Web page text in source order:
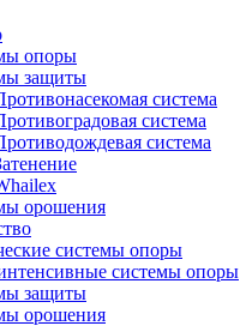
опоры
защиты
система
система
система
орошения
системы опоры
системы опоры
защиты
орошения